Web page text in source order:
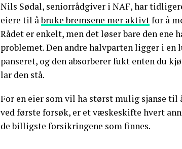
Nils Sødal, seniorrådgiver i NAF, har
eiere til åbruke bremsene mer aktivtfor å
Rådet er enkelt, men det løser bare den ene
problemet. Den andre halvparten ligger i en
panseret, og den absorberer fukt enten du
lar den stå.
For en eier som vil ha størst mulig sjanse til
ved første forsøk, er et væskeskifte hvert
de billigste forsikringene som finnes.